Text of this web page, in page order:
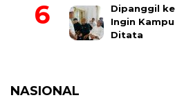
Dipanggil
Ingin
Ditata
NASIONAL